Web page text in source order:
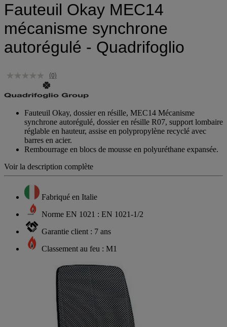
Fauteuil Okay MEC14
mécanisme synchrone
autorégulé - Quadrifoglio
(0)
Fauteuil Okay, dossier en résille, MEC14 Mécanisme
synchrone autorégulé, dossier en résille R07, support lombaire
réglable en hauteur, assise en polypropylène recyclé avec
barres en acier.
Rembourrage en blocs de mousse en polyuréthane expansée.
Voir la description complète
Fabriqué en Italie
Norme EN 1021 : EN 1021-1/2
Garantie client : 7 ans
Classement au feu : M1